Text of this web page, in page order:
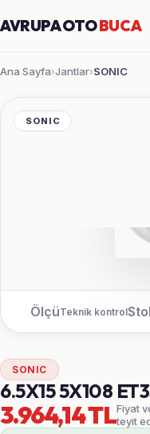
AVRUPA OTOBUCA
Ana Sayfa›Jantlar›SONIC
SONIC
ÖlçüTeknik kontrol
SONIC
6.5X15 5X108
3.964,14 TLFiyat
teyit